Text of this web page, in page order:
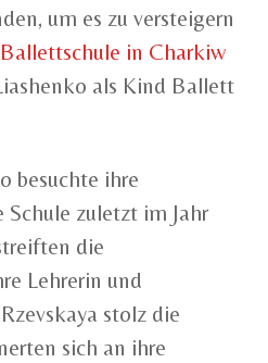
um es zu versteigern
Ballettschule in Charkiw
als Kind Ballett
besuchte ihre
zuletzt im Jahr
die
Lehrerin und
stolz die
sich an ihre